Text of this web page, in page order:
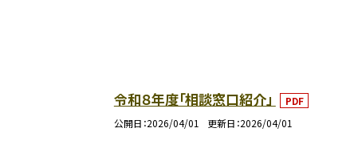
令和８年度「相談窓口紹介」
PDF
公開日 2026/04/01 更新日 2026/04/01